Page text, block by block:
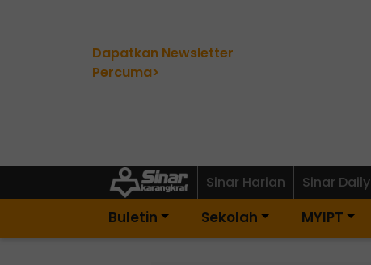
Dapatkan Newsletter
Percuma>
Sinar Harian Sinar Daily
Buletin Sekolah MYIPT